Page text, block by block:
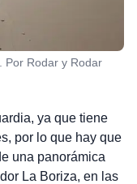
Por Rodar y Rodar
ya que tiene
por lo que hay que
una panorámica
La Boriza, en las